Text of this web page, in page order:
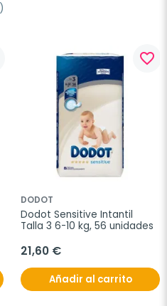
favorite_border
DODOT
Dodot Sensitive Intantil
Talla 3 6-10 kg, 56 unidades
21,60 €
Añadir al carrito